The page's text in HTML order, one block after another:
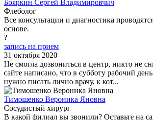
Бояркин Сергей Владимировчич
Флеболог
Все консультации и диагностика
основе.
?
запись на прием
31 октября 2020
Не смогла дозвониться в центр, никто не
сайте написано, что в субботу рабочий
нужно писать лично врачу, к кот...
Тимошенко Вероника Яновна
Сосудистый хирург
В какой филиал вы звонили? Оставьте на